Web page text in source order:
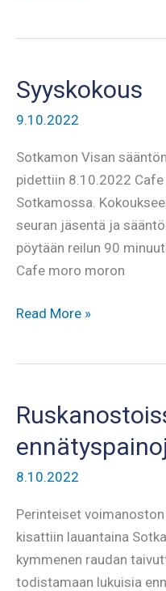
viikonloppuna
Syyskokous
9.10.2022
Sotkamon Visan
pidettiin 8.10.2022
Sotkamossa.
seuran jäsentä ja
pöytään reilun 90
Cafe moro moron
Syyskokous
Read More »
8.10.2022
Perinteiset
kisattiin lauantaina
kymmenen raudan
todistamaan lukuisia